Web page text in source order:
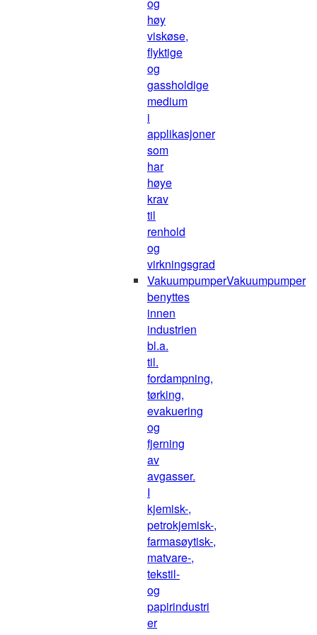
høy
viskøse,
flyktige
og
gassholdige
medium
i
applikasjoner
som
har
høye
krav
til
renhold
og
virkningsgrad
VakuumpumperVakuumpumper
benyttes
innen
industrien
bl.a.
til.
fordampning,
tørking,
evakuering
og
fjerning
av
avgasser.
I
kjemisk-,
petrokjemisk-,
farmasøytisk-,
matvare-,
tekstil-
og
papirindustri
er